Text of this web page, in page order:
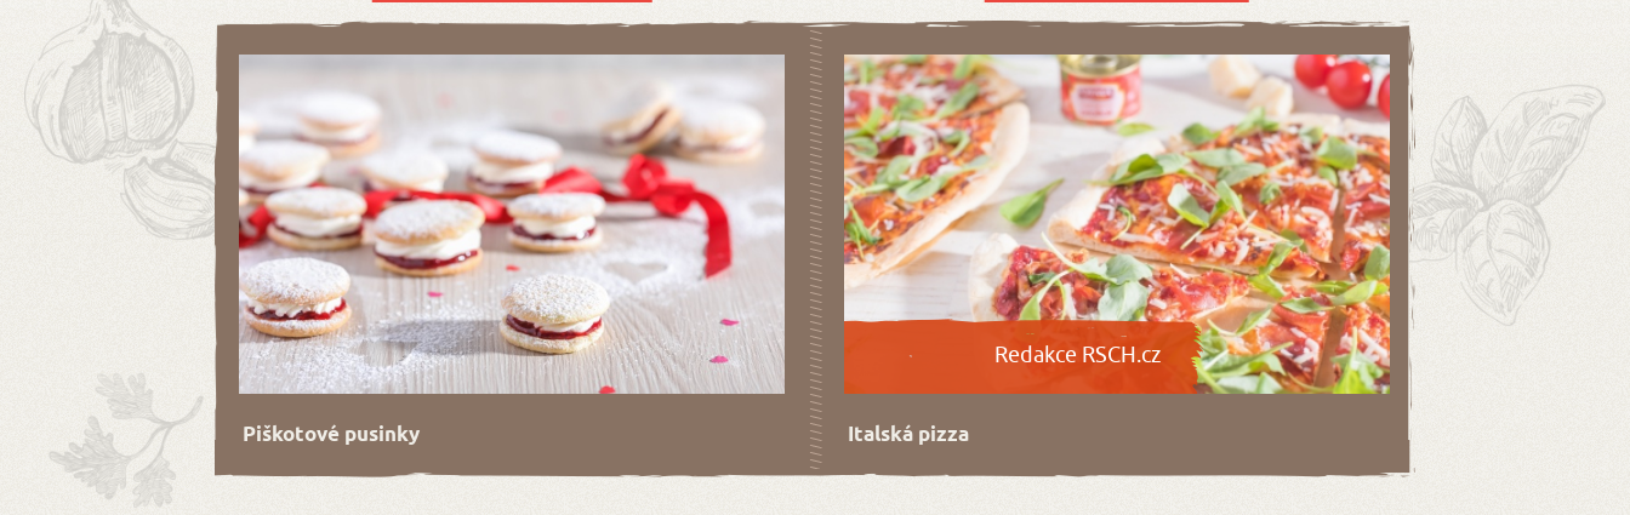
Piškotové pusinky
Redakce RSCH.cz
Italská pizza